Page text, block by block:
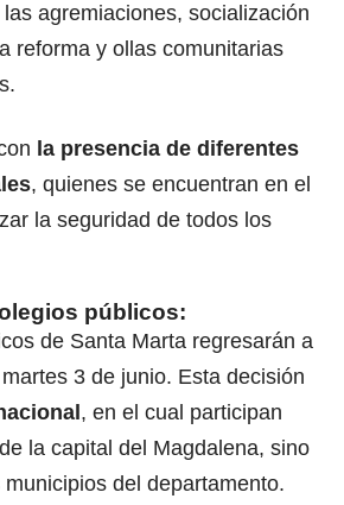
agremiaciones, socialización
reforma y ollas comunitarias
la presencia de diferentes
, quienes se encuentran en el
la seguridad de todos los
públicos:
de Santa Marta regresarán a
3 de junio. Esta decisión
, en el cual participan
la capital del Magdalena, sino
del departamento.